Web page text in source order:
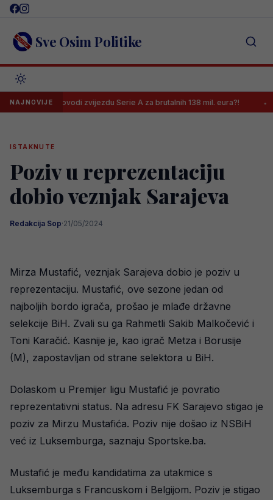
Skip
content Sve Osim Politike
NAJNOVIJE
dovodi zvijezdu Serie A za brutalnih 138 mil. eura?! Mladi
ISTAKNUTE
Poziv u reprezentaciju
dobio veznjak Sarajeva
Redakcija Sop·21/05/2024
Mirza Mustafić, veznjak Sarajeva dobio je poziv u
reprezentaciju. Mustafić, ove sezone jedan od
najboljih bordo igrača, prošao je mlađe državne
selekcije BiH. Zvali su ga Rahmetli Sakib Malkočević i
Toni Karačić. Kasnije je, kao igrač Metza i Borusije
(M), zapostavljan od strane selektora u BiH.
Dolaskom u Premijer ligu Mustafić je povratio
reprezentativni status. Na adresu FK Sarajevo stigao je
poziv za Mirzu Mustafića. Poziv nije došao iz NSBiH
već iz Luksemburga, saznaju Sportske.ba.
Mustafić je među kandidatima za utakmice s
Luksemburga s Francuskom i Belgijom. Poziv je stigao